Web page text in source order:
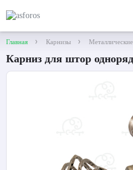
Главная Карнизы
Карниз для штор